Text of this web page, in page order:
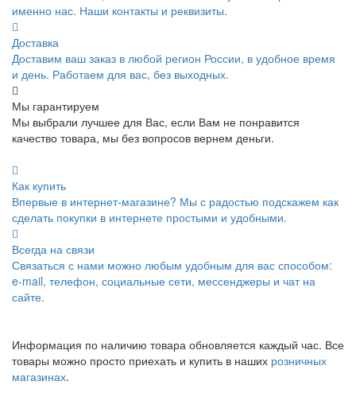
именно нас. Наши контакты и реквизиты.
Доставка
Доставим ваш заказ в любой регион России, в удобное время
и день. Работаем для вас, без выходных.
Мы гарантируем
Мы выбрали лучшее для Вас, если Вам не понравится
качество товара, мы без вопросов вернем деньги.
Как купить
Впервые в интернет-магазине? Мы с радостью подскажем как
сделать покупки в интернете простыми и удобными.
Всегда на связи
Связаться с нами можно любым удобным для вас способом:
e-mail, телефон, социальные сети, мессенджеры и чат на
сайте.
Информация по наличию товара обновляется каждый час. Все
товары можно просто приехать и купить в наших розничных
магазинах.